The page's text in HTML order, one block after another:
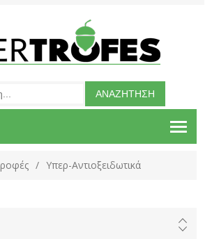
/ Υπερ-Αντιοξειδωτικά